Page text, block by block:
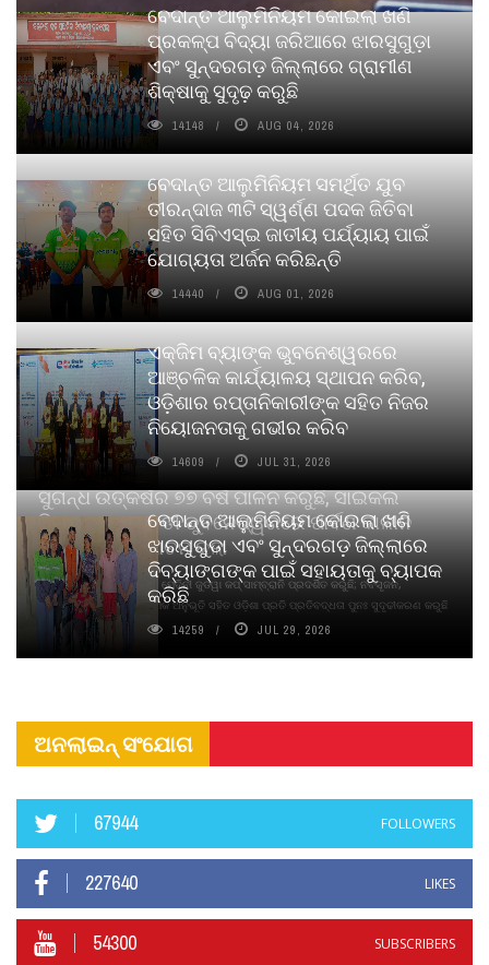
ସୁଗନ୍ଧ ଉତ୍କର୍ଷର ୭୭ ବର୍ଷ ପାଳନ କରୁଛି, ସାଇକଲ
ପିୟୋର୍‌ ଅଗରବତୀ ଭୁବନେଶ୍ୱରରେ ପାର୍ବଣ କାଳୀନ
ନବସୃଜନ ଉନ୍ମୋଚନ କଲା
ବାଉଁଶ ବିହୀନ କଠିନ ଧୂପ ଏବଂ ମେଦିନୀ ଜୁଡୱା କପ୍‌ ସାମ୍ବ୍ରାନି ପ୍ରଦର୍ଶିତ କରୁଛି; ନବସୃଜନ,
ଦୀର୍ଘସ୍ଥାୟିତା ଏବଂ ଆଧ୍ୟାତ୍ମିକ ଅନୁଭୂତି ସହିତ ଓଡ଼ିଶା ପ୍ରତି ପ୍ରତିବଦ୍ଧତା ପୁନଃ ସୁଦୃଢୀକରଣ କରୁଛି
ବେଦାନ୍ତ ଆଲୁମିନିୟମ କୋଇଲା ଖଣି
ପ୍ରକଳ୍ପ ବିଦ୍ୟା ଜରିଆରେ ଝାରସୁଗୁଡ଼ା
ଏବଂ ସୁନ୍ଦରଗଡ଼ ଜିଲ୍ଲାରେ ଗ୍ରାମୀଣ
ଶିକ୍ଷାକୁ ସୁଦୃଢ଼ କରୁଛି
14148 AUG 04, 2026
ବେଦାନ୍ତ ଆଲୁମିନିୟମ ସମର୍ଥିତ ଯୁବ
ତୀରନ୍ଦାଜ ୩ଟି ସ୍ୱର୍ଣ୍ଣ ପଦକ ଜିତିବା
ସହିତ ସିବିଏସ୍ଇ ଜାତୀୟ ପର୍ଯ୍ୟାୟ ପାଇଁ
ଯୋଗ୍ୟତା ଅର୍ଜନ କରିଛନ୍ତି
14440 AUG 01, 2026
ଏକ୍ଜିମ ବ୍ୟାଙ୍କ ଭୁବନେଶ୍ୱରରେ
ଆଞ୍ଚଳିକ କାର୍ଯ୍ୟାଳୟ ସ୍ଥାପନ କରିବ,
ଓଡ଼ିଶାର ରପ୍ତାନିକାରୀଙ୍କ ସହିତ ନିଜର
ନିୟୋଜନତାକୁ ଗଭୀର କରିବ
14609 JUL 31, 2026
ବେଦାନ୍ତ ଆଲୁମିନିୟମ କୋଇଲା ଖଣି
ଝାରସୁଗୁଡା ଏବଂ ସୁନ୍ଦରଗଡ଼ ଜିଲ୍ଲାରେ
ଦିବ୍ୟାଙ୍ଗଙ୍କ ପାଇଁ ସହାୟତାକୁ ବ୍ୟାପକ
କରିଛି
14259 JUL 29, 2026
ଅନଲାଇନ୍ ସଂଯୋଗ
67944 FOLLOWERS
227640 LIKES
54300 SUBSCRIBERS